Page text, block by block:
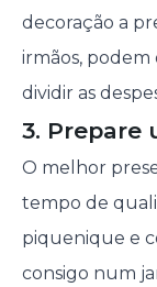
decoração a
irmãos,
dividir as
3. Prepare
O melhor
tempo de
piquenique e
consigo num